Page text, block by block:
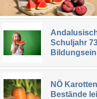
Schuljahr
NÖ
Bestände